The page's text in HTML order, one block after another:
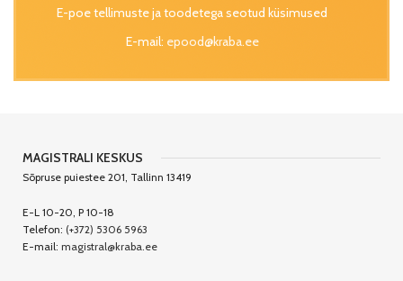
E-poe tellimuste ja toodetega seotud küsimused
E-mail: epood@kraba.ee
MAGISTRALI KESKUS
Sõpruse puiestee 201, Tallinn 13419
E-L 10-20, P 10-18
Telefon: (+372) 5306 5963
E-mail: magistral@kraba.ee